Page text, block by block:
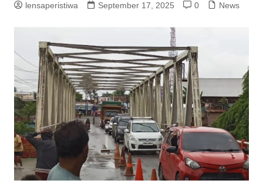
lensaperistiwa September 17, 2025 0 News